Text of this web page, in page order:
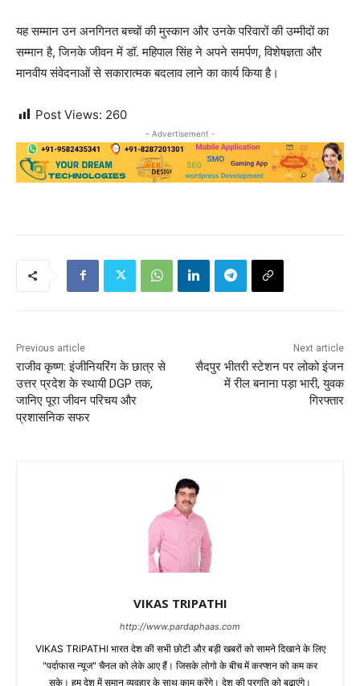
यह सम्मान उन अनगिनत बच्चों की मुस्कान और उनके परिवारों की उम्मीदों का
सम्मान है, जिनके जीवन में डॉ. महिपाल सिंह ने अपने समर्पण, विशेषज्ञता और
मानवीय संवेदनाओं से सकारात्मक बदलाव लाने का कार्य किया है।
Post Views: 260
- Advertisement -
Previous article
राजीव कृष्ण: इंजीनियरिंग के छात्र से
उत्तर प्रदेश के स्थायी DGP तक,
जानिए पूरा जीवन परिचय और
प्रशासनिक सफर
Next article
सैदपुर भीतरी स्टेशन पर लोको इंजन
में रील बनाना पड़ा भारी, युवक
गिरफ्तार
VIKAS TRIPATHI
http://www.pardaphaas.com
VIKAS TRIPATHI भारत देश की सभी छोटी और बड़ी खबरों को सामने दिखाने के लिए
"पर्दाफास न्यूज" चैनल को लेके आए हैं। जिसके लोगो के बीच में करप्शन को कम कर
सके। हम देश में समान व्यवहार के साथ काम करेंगे। देश की प्रगति को बढ़ाएंगे।